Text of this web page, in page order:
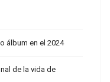
álbum en el 2024
de la vida de